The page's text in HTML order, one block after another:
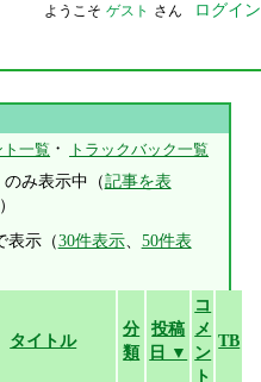
ようこそ ゲスト さん ログイン
ト一覧 ・ トラックバック一覧
み表示中（記事を表
）
表示（30件表示、 50件表
タイトル
分
類
投稿
日 ▼
コ
メ
ン
ト
TB